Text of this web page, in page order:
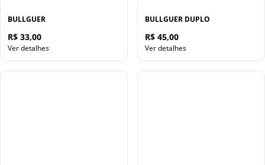
BULLGUER
R$ 33,00
Ver detalhes
BULLGUER DUPLO
R$ 45,00
Ver detalhes